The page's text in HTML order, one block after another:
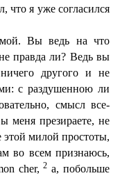
что я уже согласился
Вы ведь на что
правда ли? Ведь вы
другого и не
с раздушенною ли
смысл все-
меня презираете, не
этой милой простоты,
во всем признаюсь,
cher,2 а, побольше